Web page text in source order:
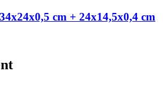
cm + 24x14,5x0,4 cm